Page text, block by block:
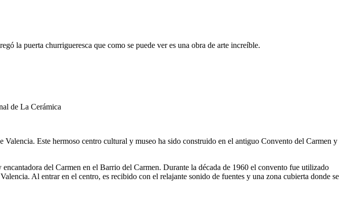
la puerta churrigueresca que como se puede ver es una obra de arte increíble.
Este hermoso centro cultural y museo ha sido construido en el antiguo Convento del Carmen y
del Carmen en el Barrio del Carmen. Durante la década de 1960 el convento fue utilizado
Al entrar en el centro, es recibido con el relajante sonido de fuentes y una zona cubierta donde se